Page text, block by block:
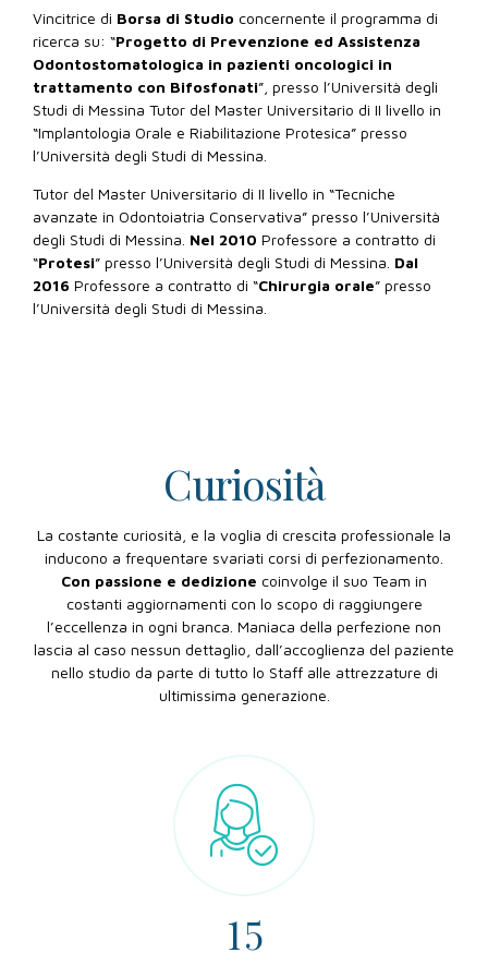
Vincitrice di Borsa di Studio concernente il programma di
ricerca su: “Progetto di Prevenzione ed Assistenza
Odontostomatologica in pazienti oncologici in
trattamento con Bifosfonati”, presso l’Università degli
Studi di Messina Tutor del Master Universitario di II livello in
“Implantologia Orale e Riabilitazione Protesica” presso
l’Università degli Studi di Messina.
Tutor del Master Universitario di II livello in “Tecniche
avanzate in Odontoiatria Conservativa” presso l’Università
degli Studi di Messina. Nel 2010 Professore a contratto di
“Protesi” presso l’Università degli Studi di Messina. Dal
2016 Professore a contratto di “Chirurgia orale” presso
l’Università degli Studi di Messina.
Curiosità
La costante curiosità, e la voglia di crescita professionale la
inducono a frequentare svariati corsi di perfezionamento.
Con passione e dedizione coinvolge il suo Team in
costanti aggiornamenti con lo scopo di raggiungere
l’eccellenza in ogni branca. Maniaca della perfezione non
lascia al caso nessun dettaglio, dall’accoglienza del paziente
nello studio da parte di tutto lo Staff alle attrezzature di
ultimissima generazione.
1
0
1
3
4
5
0
2